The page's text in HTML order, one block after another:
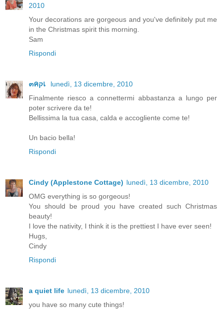
2010
Your decorations are gorgeous and you've definitely put me
in the Christmas spirit this morning.
Sam
Rispondi
๓คקเ
lunedì, 13 dicembre, 2010
Finalmente riesco a connettermi abbastanza a lungo per
poter scrivere da te!
Bellissima la tua casa, calda e accogliente come te!
Un bacio bella!
Rispondi
Cindy (Applestone Cottage) lunedì, 13 dicembre, 2010
OMG everything is so gorgeous!
You should be proud you have created such Christmas
beauty!
I love the nativity, I think it is the prettiest I have ever seen!
Hugs,
Cindy
Rispondi
a quiet life lunedì, 13 dicembre, 2010
you have so many cute things!